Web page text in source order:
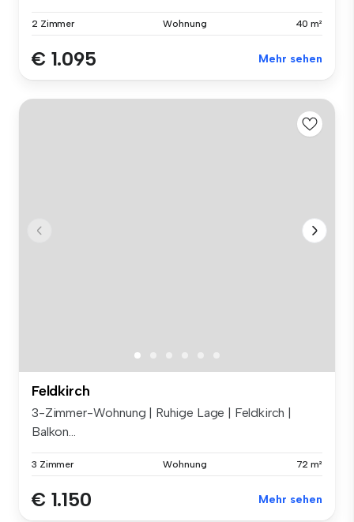
2 Zimmer Wohnung 40 m²
€ 1.095 Mehr sehen
Feldkirch
3-Zimmer-Wohnung | Ruhige Lage | Feldkirch |
Balkon...
3 Zimmer Wohnung 72 m²
€ 1.150 Mehr sehen